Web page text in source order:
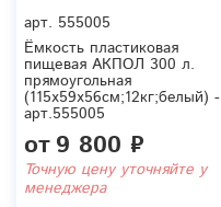
арт. 555005
Ёмкость пластиковая
пищевая АКПОЛ 300 л.
прямоугольная
(115x59x56см;12кг;белый) -
арт.555005
от9 800 ₽
Точную цену уточняйте у
менеджера